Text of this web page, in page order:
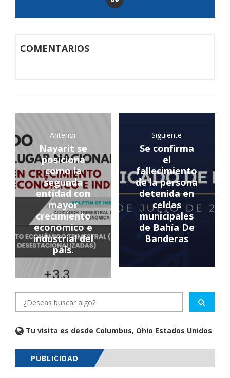
COMENTARIOS
Anterior
Nayarit se
posiciona
como la
segunda
entidad con
mayor
crecimiento
económico e
industrial del
país.
Siguiente
Se confirma
el
fallecimiento
de la persona
detenida en
celdas
municipales
de Bahía De
Banderas
Tu visita es desde Columbus, Ohio Estados Unidos
PUBLICIDAD